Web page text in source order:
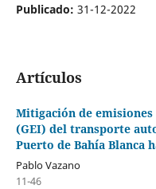
Publicado: 31-12-2022
Artículos
Mitigación de emisiones
(GEI) del transporte
Puerto de Bahía Blanca
Pablo Vazano
11-46